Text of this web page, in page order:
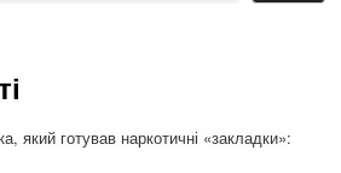
який готував наркотичні «закладки»: